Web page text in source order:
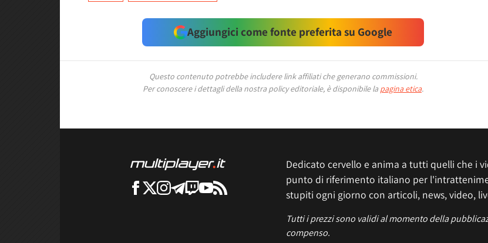
Aggiungici come fonte preferita su Google
Questo contenuto potrebbe includere link affiliati che generano commissioni.
Per conoscere i dettagli della nostra policy editoriale, è disponibile la pagina etica.
Dedicato cervello e anima a tutti quelli che i
punto di riferimento italiano per
stupiti ogni giorno con articoli, news, video,
Tutti i prezzi sono validi al momento della
compenso.